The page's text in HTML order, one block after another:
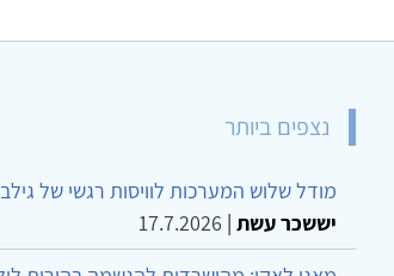
נצפים ביותר
מודל שלוש המערכות לוויסות רגשי של
יששכר עשת |
17.7.2026